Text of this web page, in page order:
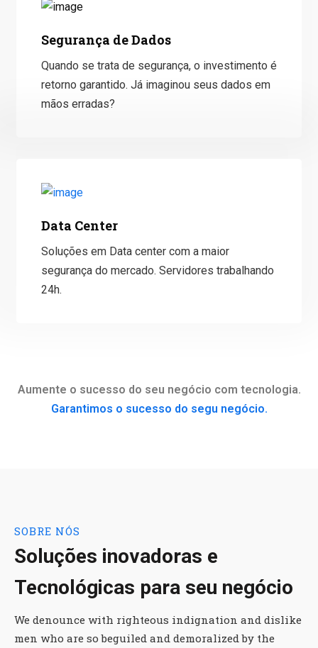
Segurança de Dados
Quando se trata de segurança, o investimento é
retorno garantido. Já imaginou seus dados em
mãos erradas?
Data Center
Soluções em Data center com a maior
segurança do mercado. Servidores trabalhando
24h.
Aumente o sucesso do seu negócio com tecnologia.
Garantimos o sucesso do segu negócio.
SOBRE NÓS
Soluções inovadoras e
Tecnológicas para seu negócio
We denounce with righteous indignation and dislike
men who are so beguiled and demoralized by the